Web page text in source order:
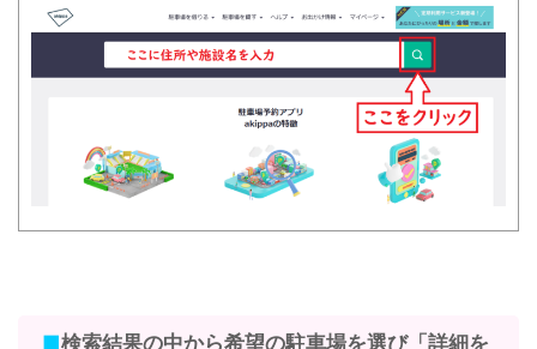
■検索結果の中から希望の駐車場を選び「詳細を